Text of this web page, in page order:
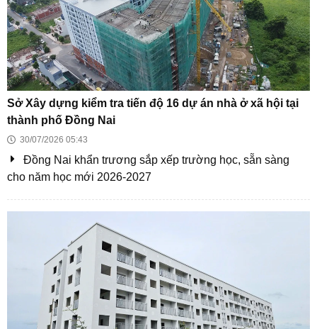
Khởi công Đại lộ Nguyễn Hữu Cảnh hơn 4.633 tỷ đồng
kết nối sân bay Long Thành